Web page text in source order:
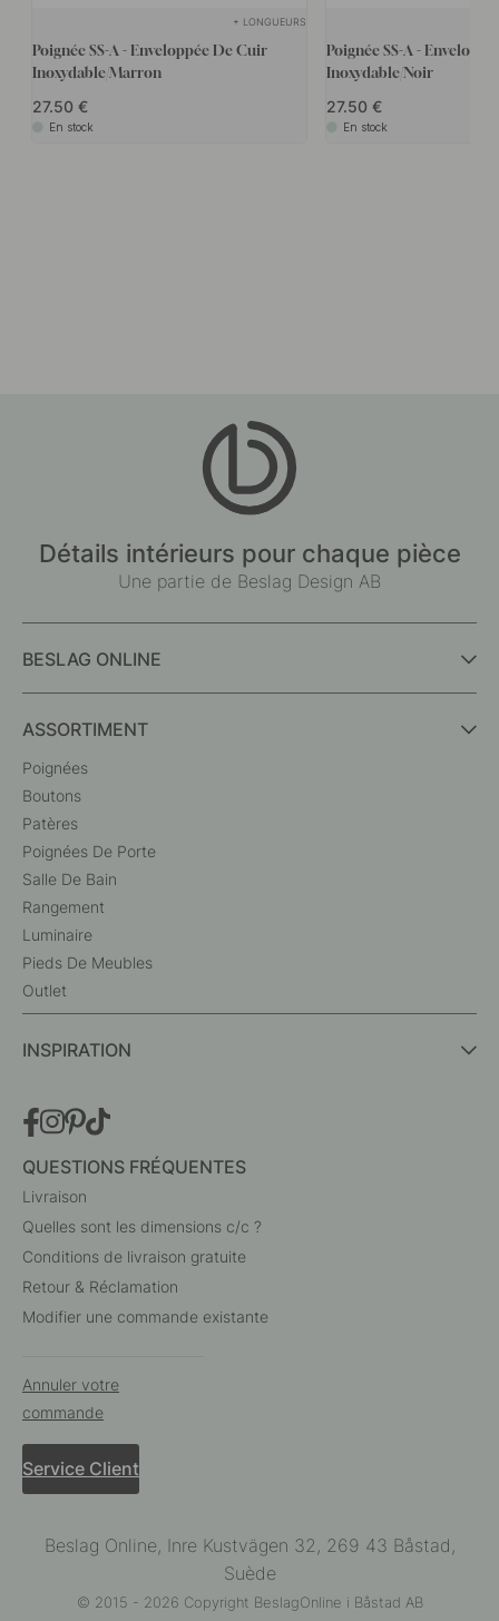
+ LONGUEURS
Poignée SS-A - Enveloppée De Cuir
Inoxydable/Marron
27.50
En stock
Poignée SS-A -
Inoxydable/Noir
27.50
En stock
Détails intérieurs pour chaque pièce
Une partie de Beslag Design AB
BESLAG ONLINE
ASSORTIMENT
Poignées
Boutons
Patères
Poignées De Porte
Salle De Bain
Rangement
Luminaire
Pieds De Meubles
Outlet
INSPIRATION
QUESTIONS FRÉQUENTES
Livraison
Quelles sont les dimensions c/c ?
Conditions de livraison gratuite
Retour & Réclamation
Modifier une commande existante
Annuler votre
commande
Service Client
Beslag Online, Inre Kustvägen 32, 269 43 Båstad,
Suède
© 2015 - 2026 Copyright BeslagOnline i Båstad AB